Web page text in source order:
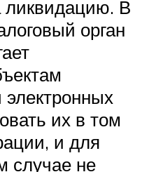
В
орган
их в том
и для
случае не